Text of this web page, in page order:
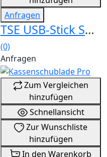
Anfragen
TSE USB-Stick Swissbit - 5 Jahre
(0)
Anfragen
Zum Vergleichen
hinzufügen
Schnellansicht
Zur Wunschliste
hinzufügen